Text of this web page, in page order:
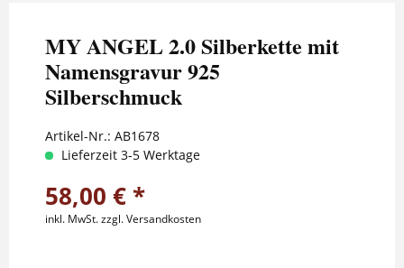
MY ANGEL 2.0 Silberkette mit
Namensgravur 925
Silberschmuck
Artikel-Nr.: AB1678
Lieferzeit 3-5 Werktage
58,00 € *
inkl. MwSt.zzgl. Versandkosten